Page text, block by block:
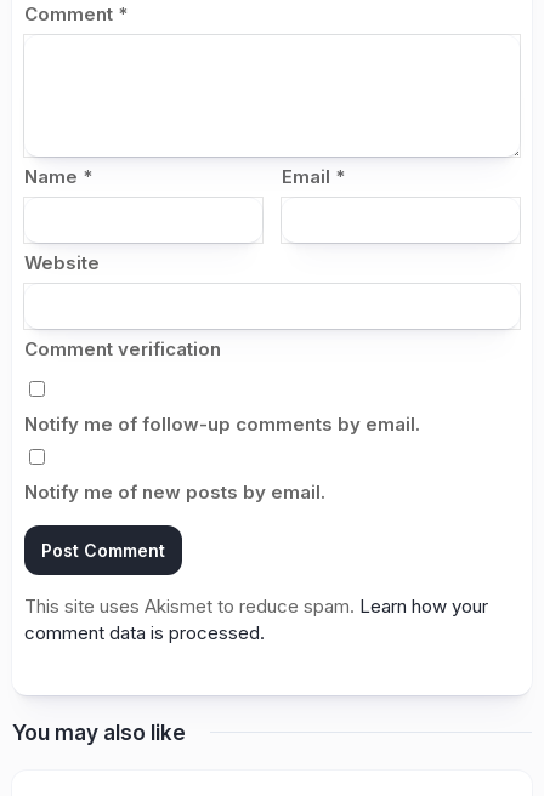
Comment *
Name * Email *
Website
Comment verification
Notify me of follow-up comments by email.
Notify me of new posts by email.
This site uses Akismet to reduce spam. Learn how your
comment data is processed.
You may also like